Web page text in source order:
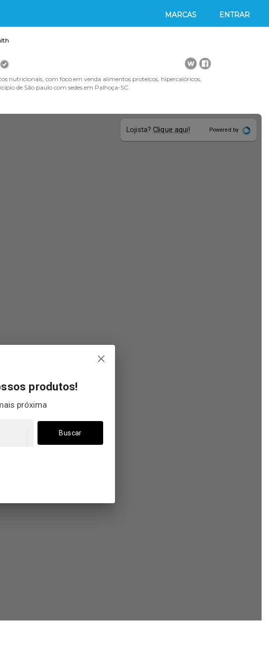
MARCAS ENTRAR
nutricionais, com foco em venda alimentos proteicos, hipercalóricos,
de São paulo com sedes em Palhoça-SC.